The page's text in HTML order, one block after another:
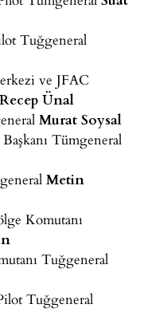
Tuğgeneral
ve JFAC
Recep Ünal
Murat Soysal
Tümgeneral
Metin
Komutanı
Tuğgeneral
Tuğgeneral